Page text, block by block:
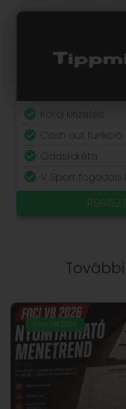
Korai kifizetés
Cash out funkció
Oddsrakéta
V Sport fogadási
Foci VB 2026